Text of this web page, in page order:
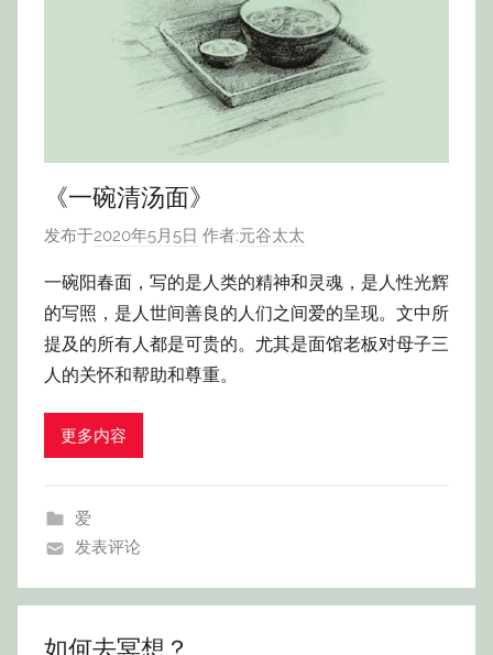
《一碗清汤面》
发布于2020年5月5日 作者:元谷太太
一碗阳春面，写的是人类的精神和灵魂，是人性光辉
的写照，是人世间善良的人们之间爱的呈现。文中所
提及的所有人都是可贵的。尤其是面馆老板对母子三
人的关怀和帮助和尊重。
更多内容
爱
发表评论
如何去冥想？